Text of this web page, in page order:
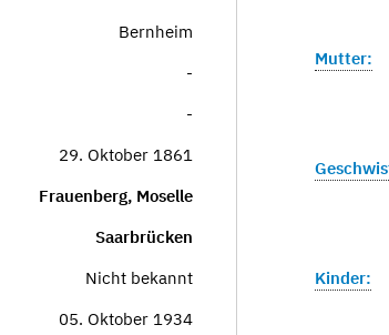
Bernheim
-
-
29. Oktober 1861
Frauenberg, Moselle
Saarbrücken
Nicht bekannt
05. Oktober 1934
Mutter:
Kinder: